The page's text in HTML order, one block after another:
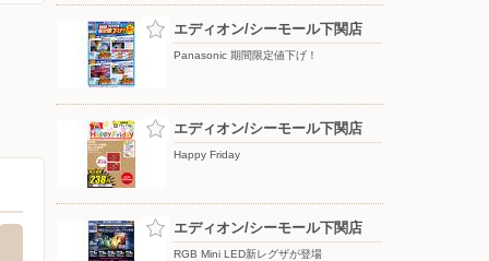
エディオン/シーモール下関店
Panasonic 期間限定値下げ！
エディオン/シーモール下関店
Happy Friday
エディオン/シーモール下関店
RGB Mini LED新レグザが登場